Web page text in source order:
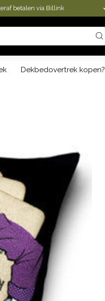
betalen via Billink
Dekbedovertrek kopen?